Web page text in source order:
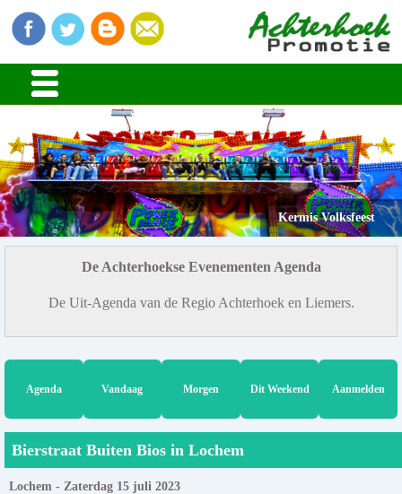
Kermis Volksfeest
De Achterhoekse Evenementen Agenda
De Uit-Agenda van de Regio Achterhoek en Liemers.
Agenda Vandaag Morgen Dit Weekend Aanmelden
Bierstraat Buiten Bios in Lochem
Lochem - Zaterdag 15 juli 2023